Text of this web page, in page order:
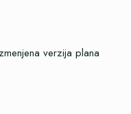
verzija plana